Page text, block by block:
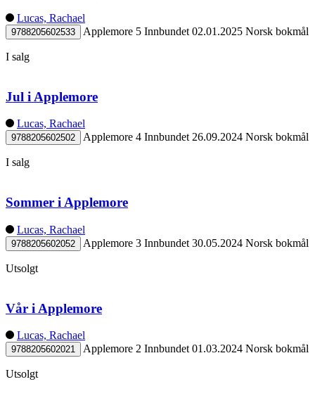
Lucas, Rachael
9788205602533 Applemore 5 Innbundet 02.01.2025 Norsk bokmål
I salg
Jul i Applemore
Lucas, Rachael
9788205602502 Applemore 4 Innbundet 26.09.2024 Norsk bokmål
I salg
Sommer i Applemore
Lucas, Rachael
9788205602052 Applemore 3 Innbundet 30.05.2024 Norsk bokmål
Utsolgt
Vår i Applemore
Lucas, Rachael
9788205602021 Applemore 2 Innbundet 01.03.2024 Norsk bokmål
Utsolgt